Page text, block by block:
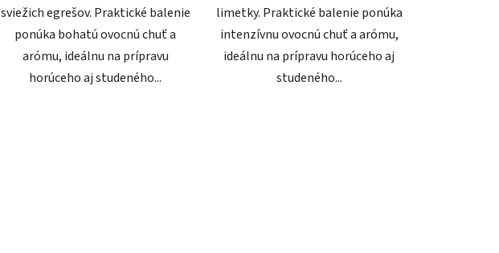
sviežich egrešov. Praktické balenie
ponúka bohatú ovocnú chuť a
arómu, ideálnu na prípravu
horúceho aj studeného...
limetky. Praktické balenie ponúka
intenzívnu ovocnú chuť a arómu,
ideálnu na prípravu horúceho aj
studeného...